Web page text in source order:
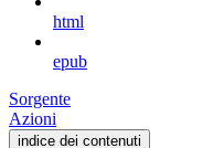
html
epub
Sorgente
Azioni
indice dei contenuti